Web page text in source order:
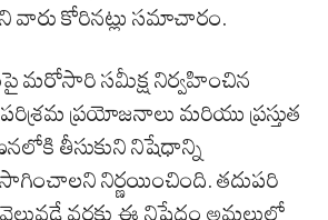
వారు కోరినట్లు సమాచారం.
మరోసారి సమీక్ష నిర్వహించిన
పరిశ్రమ ప్రయోజనాలు మరియు ప్రస్తుత
తీసుకుని నిషేధాన్ని
నిర్ణయించింది. తదుపరి
వరకు ఈ నిషేధం అమలులో